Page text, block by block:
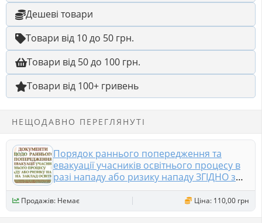
Дешеві товари
Товари від 10 до 50 грн.
Товари від 50 до 100 грн.
Товари від 100+ гривень
НЕЩОДАВНО ПЕРЕГЛЯНУТІ
Порядок раннього попередження та
евакуації учасників освітнього процесу в
разі нападу або ризику нападу ЗГІДНО з
МОН УКРАЇНИ від 19 липня 2024 року
Продажів: Немає Ціна: 110,00 грн